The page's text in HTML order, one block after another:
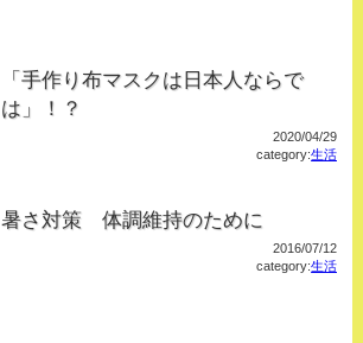
「手作り布マスクは日本人ならで
は」！？
2020/04/29
category:生活
暑さ対策 体調維持のために
2016/07/12
category:生活